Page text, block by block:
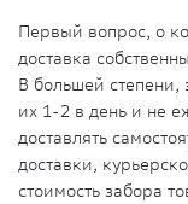
Первый вопрос, о
доставка
В большей степени,
их 1-2 в день и не
доставлять
доставки,
стоимость забора